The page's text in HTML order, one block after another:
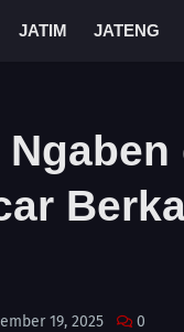
JATIM JATENG
19, 2025 0